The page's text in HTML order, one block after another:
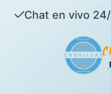
Chat en vivo